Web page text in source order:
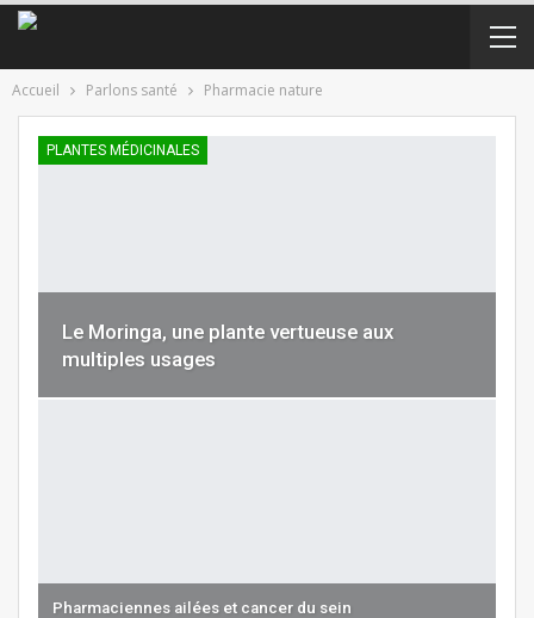
Accueil Parlons santé Pharmacie nature
PLANTES MÉDICINALES
Le Moringa, une plante vertueuse aux
multiples usages
Pharmaciennes ailées et cancer du sein